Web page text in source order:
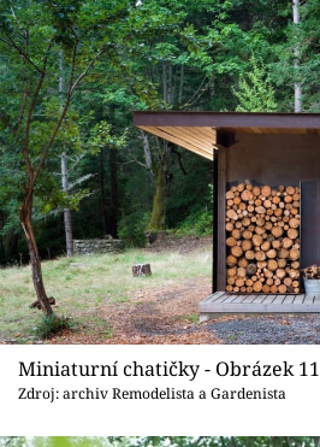
Miniaturní chatičky - Obrázek 11
Zdroj: archiv Remodelista a Gardenista